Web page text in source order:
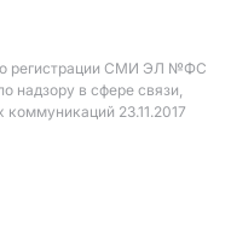
регистрации СМИ ЭЛ №ФС
надзору в сфере связи,
23.11.2017